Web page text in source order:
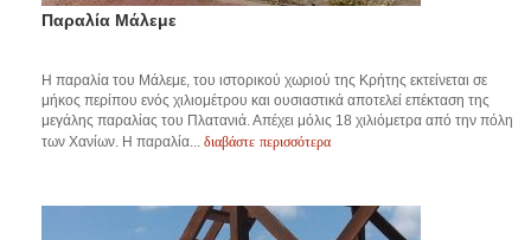
Παραλία Μάλεμε
Η παραλία του Μάλεμε, του ιστορικού χωριού της Κρήτης εκτείνεται σε
μήκος περίπου ενός χιλιομέτρου και ουσιαστικά αποτελεί επέκταση της
μεγάλης παραλίας του Πλατανιά. Απέχει μόλις 18 χιλιόμετρα από την πόλη
των Χανίων. Η παραλία... διαβάστε περισσότερα